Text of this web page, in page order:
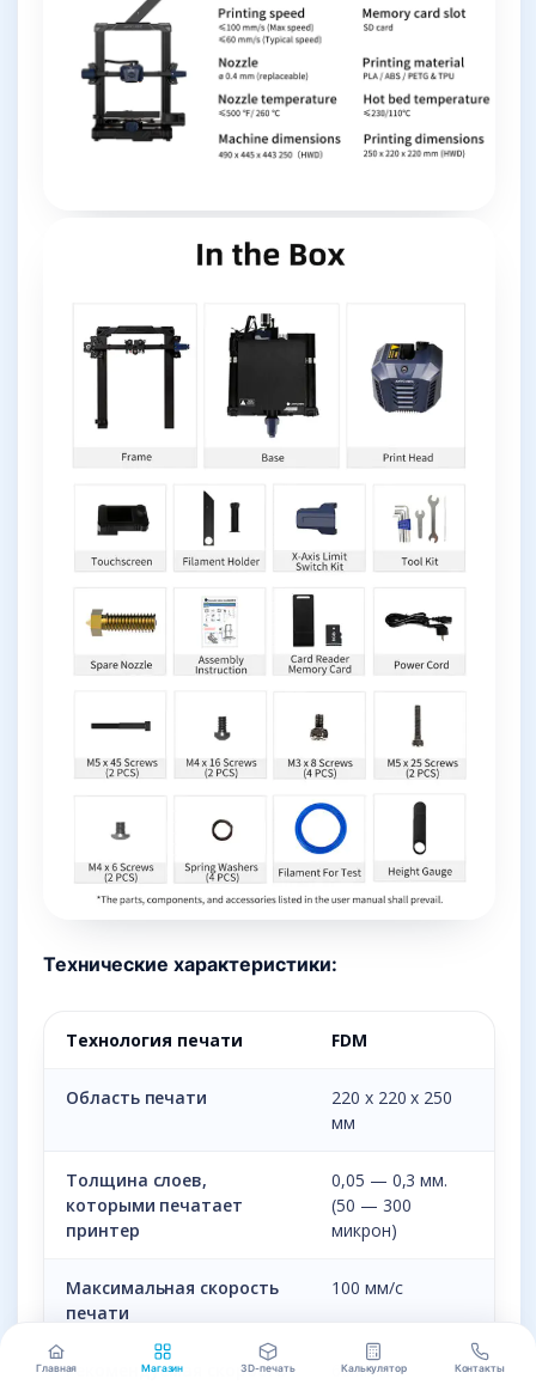
Главная Магазин 3D-печать Калькулятор Контакты
Технические характеристики:
Технология печати FDM
Область печати
220 x 220 x 250
мм
Толщина слоев,
которыми печатает
принтер
0,05 — 0,3 мм.
(50 — 300
микрон)
Максимальная скорость
печати
100 мм/с
Рекомендуемая скорость
60 мм/с